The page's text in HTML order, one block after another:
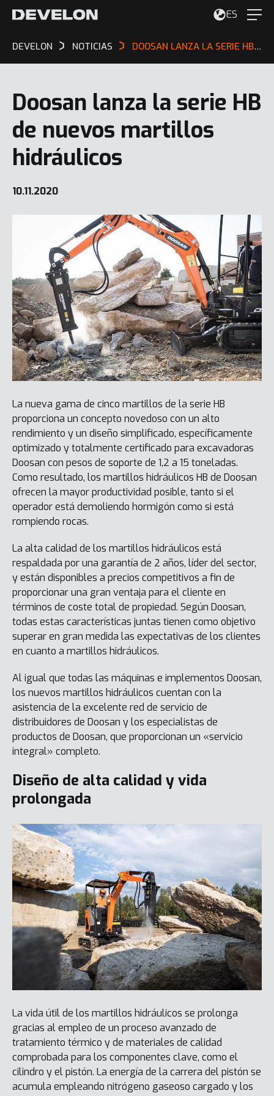
ES
DEVELON NOTICIAS DOOSAN LANZA LA SERIE HB DE NUEVOS MARTILLOS HIDRÁULICOS
Doosan lanza la serie HB
de nuevos martillos
hidráulicos
10.11.2020
La nueva gama de cinco martillos de la serie HB
proporciona un concepto novedoso con un alto
rendimiento y un diseño simplificado, específicamente
optimizado y totalmente certificado para excavadoras
Doosan con pesos de soporte de 1,2 a 15 toneladas.
Como resultado, los martillos hidráulicos HB de Doosan
ofrecen la mayor productividad posible, tanto si el
operador está demoliendo hormigón como si está
rompiendo rocas.
La alta calidad de los martillos hidráulicos está
respaldada por una garantía de 2 años, líder del sector,
y están disponibles a precios competitivos a fin de
proporcionar una gran ventaja para el cliente en
términos de coste total de propiedad. Según Doosan,
todas estas características juntas tienen como objetivo
superar en gran medida las expectativas de los clientes
en cuanto a martillos hidráulicos.
Al igual que todas las máquinas e implementos Doosan,
los nuevos martillos hidráulicos cuentan con la
asistencia de la excelente red de servicio de
distribuidores de Doosan y los especialistas de
productos de Doosan, que proporcionan un «servicio
integral» completo.
Diseño de alta calidad y vida
prolongada
La vida útil de los martillos hidráulicos se prolonga
gracias al empleo de un proceso avanzado de
tratamiento térmico y de materiales de calidad
comprobada para los componentes clave, como el
cilindro y el pistón. La energía de la carrera del pistón se
acumula empleando nitrógeno gaseoso cargado y los